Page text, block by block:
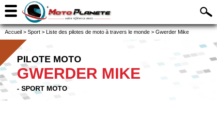
Accueil > Sport > Liste des pilotes de moto à travers le monde > Gwerder Mike
PILOTE MOTO
GWERDER MIKE
- SPORT MOTO